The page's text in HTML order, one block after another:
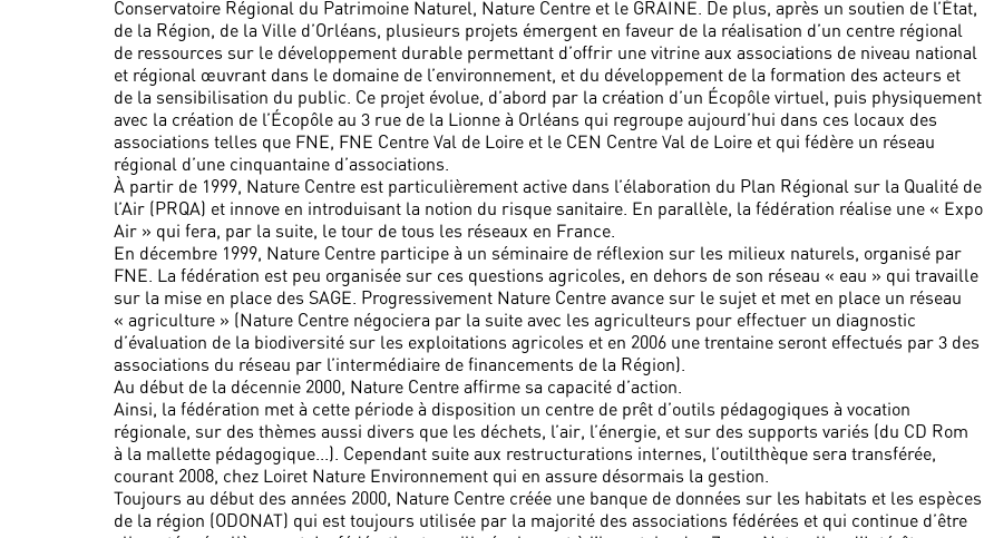
Conservatoire Régional du Patrimoine Naturel, Nature Centre et le GRAINE. De plus, après un soutien de l’État,
de la Région, de la Ville d’Orléans, plusieurs projets émergent en faveur de la réalisation d’un centre régional
de ressources sur le développement durable permettant d’offrir une vitrine aux associations de niveau national
et régional œuvrant dans le domaine de l’environnement, et du développement de la formation des acteurs et
de la sensibilisation du public. Ce projet évolue, d’abord par la création d’un Écopôle virtuel, puis physiquement
avec la création de l’Écopôle au 3 rue de la Lionne à Orléans qui regroupe aujourd’hui dans ces locaux des
associations telles que FNE, FNE Centre Val de Loire et le CEN Centre Val de Loire et qui fédère un réseau
régional d’une cinquantaine d’associations.
À partir de 1999, Nature Centre est particulièrement active dans l’élaboration du Plan Régional sur la Qualité de
l’Air (PRQA) et innove en introduisant la notion du risque sanitaire. En parallèle, la fédération réalise une « Expo
Air » qui fera, par la suite, le tour de tous les réseaux en France.
En décembre 1999, Nature Centre participe à un séminaire de réflexion sur les milieux naturels, organisé par
FNE. La fédération est peu organisée sur ces questions agricoles, en dehors de son réseau « eau » qui travaille
sur la mise en place des SAGE. Progressivement Nature Centre avance sur le sujet et met en place un réseau
« agriculture » (Nature Centre négociera par la suite avec les agriculteurs pour effectuer un diagnostic
d’évaluation de la biodiversité sur les exploitations agricoles et en 2006 une trentaine seront effectués par 3 des
associations du réseau par l’intermédiaire de financements de la Région).
Au début de la décennie 2000, Nature Centre affirme sa capacité d’action.
Ainsi, la fédération met à cette période à disposition un centre de prêt d’outils pédagogiques à vocation
régionale, sur des thèmes aussi divers que les déchets, l’air, l’énergie, et sur des supports variés (du CD Rom
à la mallette pédagogique...). Cependant suite aux restructurations internes, l’outilthèque sera transférée,
courant 2008, chez Loiret Nature Environnement qui en assure désormais la gestion.
Toujours au début des années 2000, Nature Centre créée une banque de données sur les habitats et les espèces
de la région (ODONAT) qui est toujours utilisée par la majorité des associations fédérées et qui continue d’être